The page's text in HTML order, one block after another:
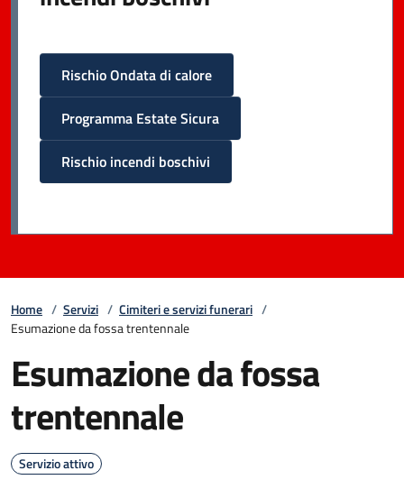
Rischio Ondata di calore
Programma Estate Sicura
Rischio incendi boschivi
Home / Servizi / Cimiteri e servizi funerari /
Esumazione da fossa trentennale
Esumazione da fossa
trentennale
Servizio attivo